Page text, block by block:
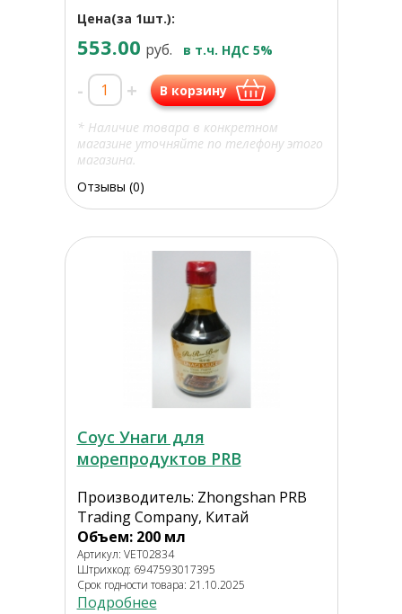
Цена(за 1шт.):
553.00 руб. в т.ч. НДС 5%
- + В корзину
* Наличие товара в конкретном
магазине уточняйте по телефону этого
магазина.
Отзывы (0)
Соус Унаги для
морепродуктов PRB
Производитель: Zhongshan PRB
Trading Company, Китай
Объем: 200 мл
Артикул: VET02834
Штрихкод: 6947593017395
Срок годности товара: 21.10.2025
Подробнее